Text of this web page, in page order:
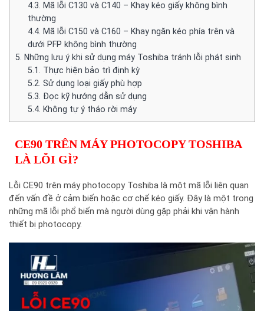
4.3. Mã lỗi C130 và C140 – Khay kéo giấy không bình
thường
4.4. Mã lỗi C150 và C160 – Khay ngăn kéo phía trên và
dưới PFP không bình thường
5. Những lưu ý khi sử dụng máy Toshiba tránh lỗi phát sinh
5.1. Thực hiện bảo trì định kỳ
5.2. Sử dụng loại giấy phù hợp
5.3. Đọc kỹ hướng dẫn sử dụng
5.4. Không tự ý tháo rời máy
CE90 TRÊN MÁY PHOTOCOPY TOSHIBA
LÀ LỖI GÌ?
Lỗi CE90 trên máy photocopy Toshiba là một mã lỗi liên quan
đến vấn đề ở cảm biến hoặc cơ chế kéo giấy. Đây là một trong
những mã lỗi phổ biến mà người dùng gặp phải khi vận hành
thiết bị photocopy.